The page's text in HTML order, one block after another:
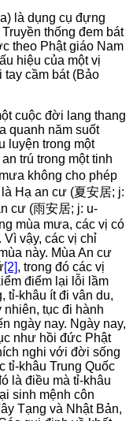
là dụng cụ đựng
thống đem bát
theo Phật giáo Nam
hiệu của một vị
cầm bát (Bảo
cuộc đời lang thang
quanh năm suốt
luyện trong một
trú trong một tinh
không cho phép
Hạ an cư (夏安居; j:
cư (雨安居; j: u-
mùa mưa, các vị có
Vì vậy, các vị chỉ
này. Mùa An cư
[2], trong đó các vị
điểm lại lỗi lầm
tỉ-khâu ít đi vân du,
nhiên, tục đi hành
ngày nay. Ngày nay,
như hồi đức Phật
nghi với đời sống
tỉ-khâu Trung Quốc
là điều mà tỉ-khâu
sinh mệnh côn
Tạng và Nhật Bản,